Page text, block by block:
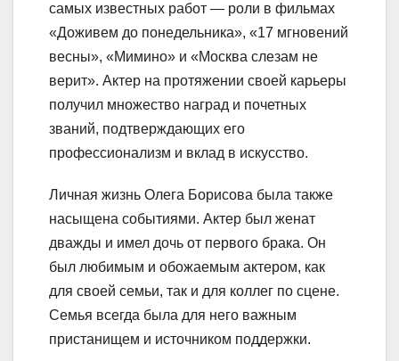
самых известных работ — роли в фильмах
«Доживем до понедельника», «17 мгновений
весны», «Мимино» и «Москва слезам не
верит». Актер на протяжении своей карьеры
получил множество наград и почетных
званий, подтверждающих его
профессионализм и вклад в искусство.
Личная жизнь Олега Борисова была также
насыщена событиями. Актер был женат
дважды и имел дочь от первого брака. Он
был любимым и обожаемым актером, как
для своей семьи, так и для коллег по сцене.
Семья всегда была для него важным
пристанищем и источником поддержки.